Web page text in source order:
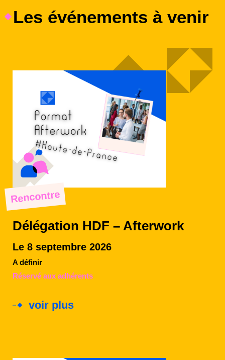
Les événements à venir
Rencontre
Délégation HDF – Afterwork
Le 8 septembre 2026
A définir
Réservé aux adhérents
voir plus